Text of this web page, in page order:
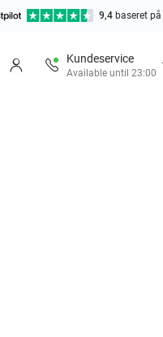
9,4 baseret på
Kundeservice
Available until 23:00